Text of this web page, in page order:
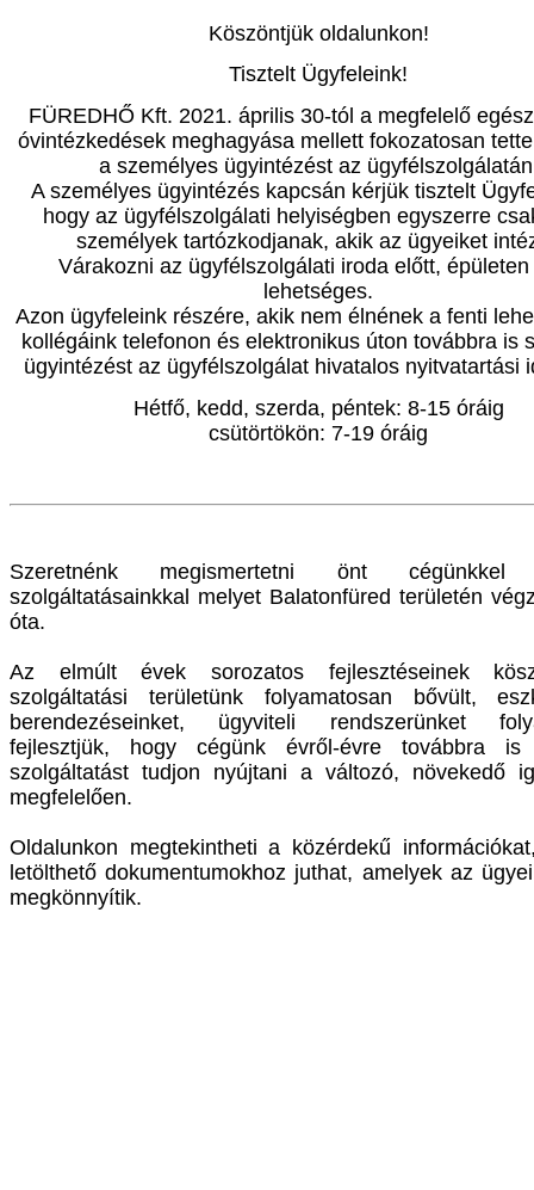
Köszöntjük oldalunkon!
Tisztelt Ügyfeleink!
FÜREDHŐ Kft. 2021. április 30-tól a megfelelő
óvintézkedések meghagyása mellett fokozatosan
a személyes ügyintézést az
A személyes ügyintézés kapcsán kérjük tisztelt
hogy az ügyfélszolgálati helyiségben egyszerre
személyek tartózkodjanak, akik az ügyeiket
Várakozni az ügyfélszolgálati iroda előtt,
lehetséges.
Azon ügyfeleink részére, akik nem élnének a fenti
kollégáink telefonon és elektronikus úton továbbra is
ügyintézést az ügyfélszolgálat hivatalos nyitvatartási
Hétfő, kedd, szerda, péntek: 8-15 óráig
csütörtökön: 7-19 óráig
Szeretnénk megismertetni önt cégünkkel
szolgáltatásainkkal melyet Balatonfüred területén
óta.
Az elmúlt évek sorozatos fejlesztéseinek
szolgáltatási területünk folyamatosan bővült,
berendezéseinket, ügyviteli rendszerünket
fejlesztjük, hogy cégünk évről-évre továbbra is
szolgáltatást tudjon nyújtani a változó, növekedő
megfelelően.
Oldalunkon megtekintheti a közérdekű
letölthető dokumentumokhoz juthat, amelyek az
megkönnyítik.